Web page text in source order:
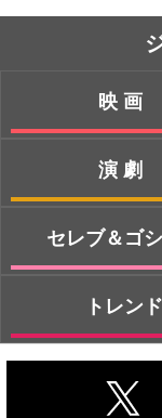
映画
演劇
セレブ＆ゴ
トレンド